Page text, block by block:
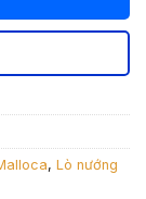
, Lò nướng